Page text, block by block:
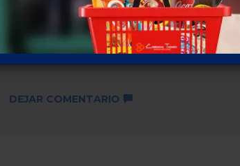
disponibles ...
SKU: 3288
DEJAR COMENTARIO